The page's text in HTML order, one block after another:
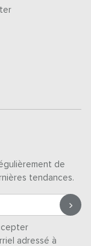
de
tendances.
adressé à